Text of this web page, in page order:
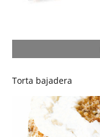
Torta bajadera